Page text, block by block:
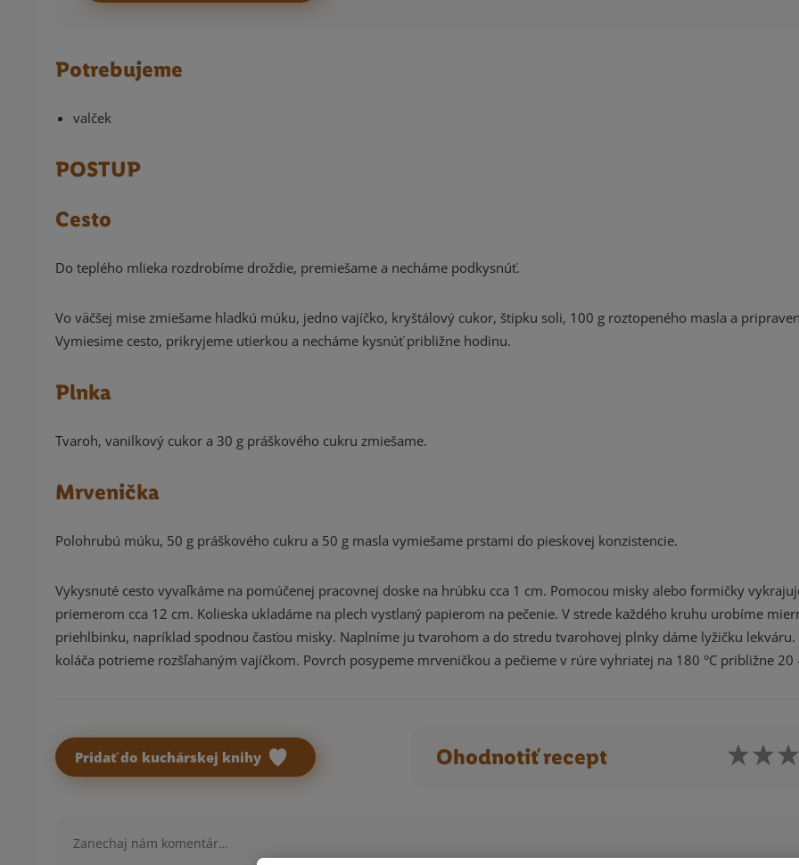
Potrebujeme
valček
POSTUP
Cesto
Do teplého mlieka rozdrobíme droždie, premiešame a necháme podkysnúť.
Vo väčšej mise zmiešame hladkú múku, jedno vajíčko, kryštálový cukor, štipku soli, 100 g roztopeného masla a
Vymiesime cesto, prikryjeme utierkou a necháme kysnúť približne hodinu.
Plnka
Tvaroh, vanilkový cukor a 30 g práškového cukru zmiešame.
Mrvenička
Polohrubú múku, 50 g práškového cukru a 50 g masla vymiešame prstami do pieskovej konzistencie.
Vykysnuté cesto vyvaľkáme na pomúčenej pracovnej doske na hrúbku cca 1 cm. Pomocou misky alebo formičky
priemerom cca 12 cm. Kolieska ukladáme na plech vystlaný papierom na pečenie. V strede každého kruhu urobíme
priehlbinku, napríklad spodnou časťou misky. Naplníme ju tvarohom a do stredu tvarohovej plnky dáme lyžičku lekváru.
koláča potrieme rozšľahaným vajíčkom. Povrch posypeme mrveničkou a pečieme v rúre vyhriatej na 180 °C približne 20
Pridať do kuchárskej knihy Ohodnotiť recept